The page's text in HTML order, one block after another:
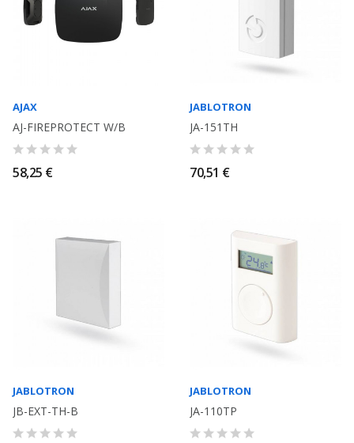
AJAX
AJ-FIREPROTECT W/B
58,25 €
JABLOTRON
JA-151TH
70,51 €
JABLOTRON
JB-EXT-TH-B
JABLOTRON
JA-110TP